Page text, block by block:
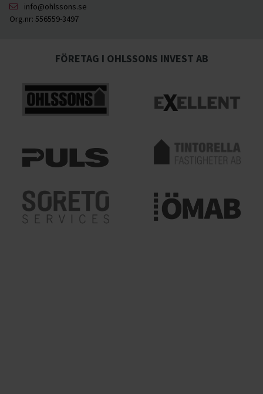
info@ohlssons.se
Org.nr: 556559-3497
FÖRETAG I OHLSSONS INVEST AB